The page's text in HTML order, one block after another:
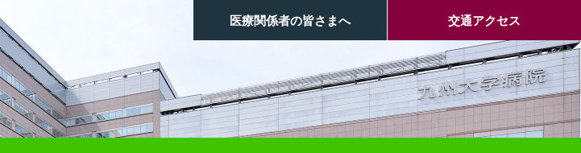
医療関係者の皆さまへ 交通アクセス